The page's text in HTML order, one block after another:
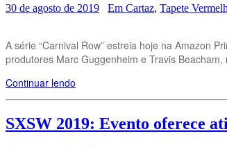
30 de agosto de 2019 Em Cartaz, Tapete
A série “Carnival Row” estreia hoje na Amazon
produtores Marc Guggenheim e Travis
Continuar lendo
SXSW 2019: Evento oferece